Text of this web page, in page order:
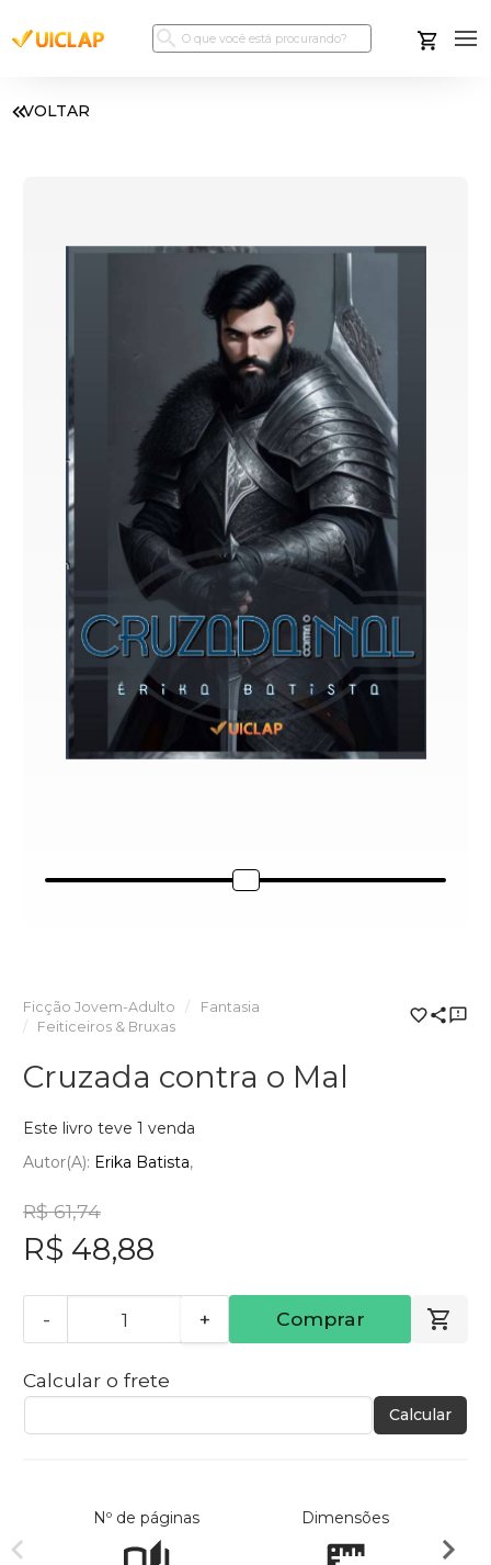
VOLTAR
Ficção Jovem-Adulto
Fantasia
Feiticeiros & Bruxas
Cruzada contra o Mal
Este livro teve 1 venda
Autor(a): Erika Batista
R$ 61,74
R$ 48,88
- + Comprar
Calcular o frete
Calcular
Nº de páginas Dimensões